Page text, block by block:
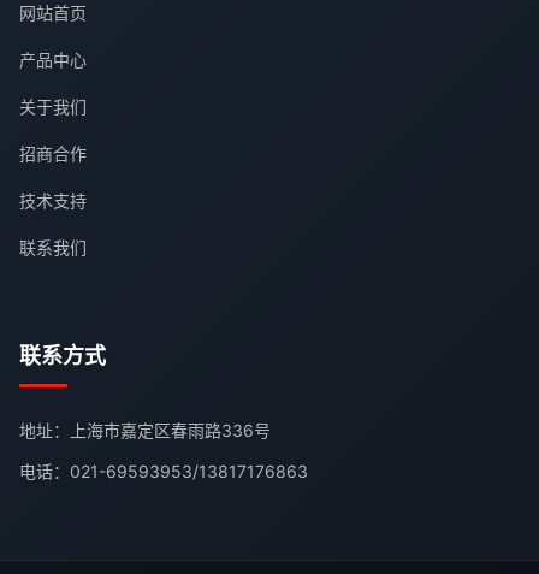
网站首页
产品中心
关于我们
招商合作
技术支持
联系我们
联系方式
地址：上海市嘉定区春雨路336号
电话： 021-69593953/13817176863